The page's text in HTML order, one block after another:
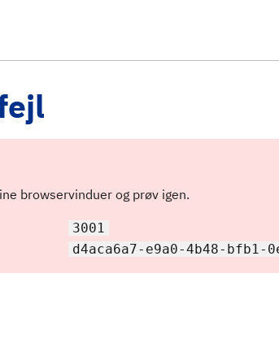
browservinduer og prøv igen.
3001
d4aca6a7-e9a0-4b48-bfb1-